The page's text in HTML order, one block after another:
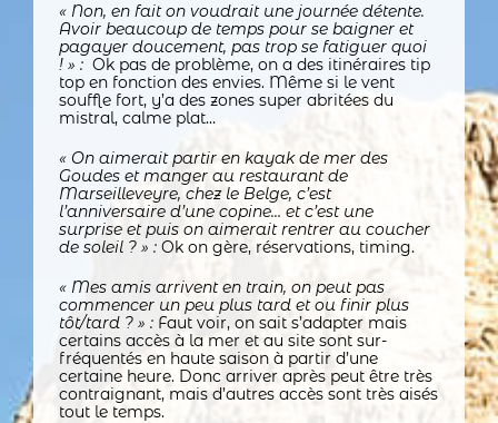
« Non, en fait on voudrait une journée détente.
Avoir beaucoup de temps pour se baigner et
pagayer doucement, pas trop se fatiguer quoi
! » : Ok pas de problème, on a des itinéraires tip
top en fonction des envies. Même si le vent
souffle fort, y’a des zones super abritées du
mistral, calme plat…
« On aimerait partir en kayak de mer des
Goudes et manger au restaurant de
Marseilleveyre, chez le Belge, c’est
l’anniversaire d’une copine… et c’est une
surprise et puis on aimerait rentrer au coucher
de soleil ? » :Ok on gère, réservations, timing.
« Mes amis arrivent en train, on peut pas
commencer un peu plus tard et ou finir plus
tôt/tard ? » : Faut voir, on sait s’adapter mais
certains accès à la mer et au site sont sur-
fréquentés en haute saison à partir d’une
certaine heure. Donc arriver après peut être très
contraignant, mais d’autres accès sont très aisés
tout le temps.